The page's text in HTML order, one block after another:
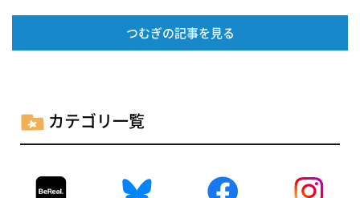
つむぎの記事を見る
カテゴリ一覧